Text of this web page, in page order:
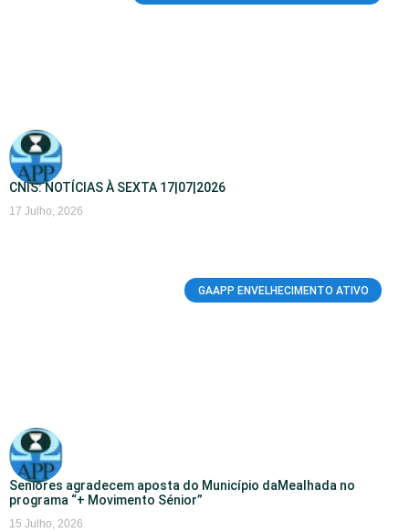
CNIS: NOTÍCIAS À SEXTA 17|07|2026
17 Julho, 2026
GAAPP ENVELHECIMENTO ATIVO
Seniores agradecem aposta do Município daMealhada no
programa “+ Movimento Sénior”
15 Julho, 2026